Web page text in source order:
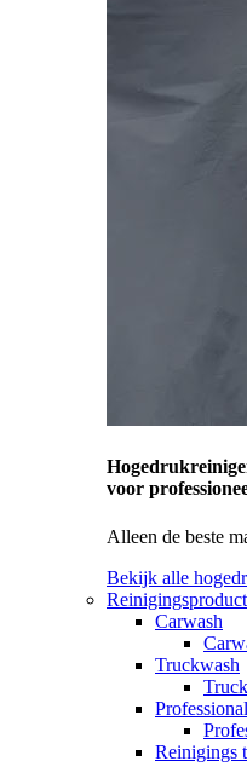
voor
Alleen de beste
Bekijk alle
Carwash
Truckwash
Reinigings